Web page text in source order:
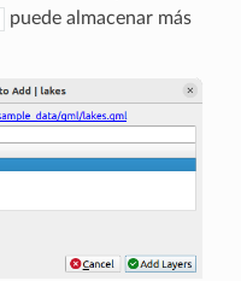
puede almacenar más